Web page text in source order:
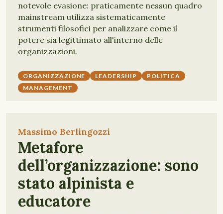
notevole evasione: praticamente nessun quadro
mainstream utilizza sistematicamente
strumenti filosofici per analizzare come il
potere sia legittimato all'interno delle
organizzazioni.
ORGANIZZAZIONE LEADERSHIP
POLITICA
MANAGEMENT
Massimo Berlingozzi
Metafore
dell’organizzazione: sono
stato alpinista e
educatore